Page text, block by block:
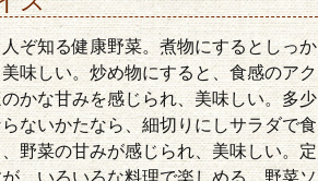
ぞ知る健康野菜。煮物にするとしっか
味しい。炒め物にすると、食感のアク
かな甘みを感じられ、美味しい。多少
ないかたなら、細切りにしサラダで食
野菜の甘みが感じられ、美味しい。定